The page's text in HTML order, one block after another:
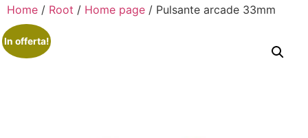
Home / Root / Home page / Pulsante arcade 33mm
In offerta!